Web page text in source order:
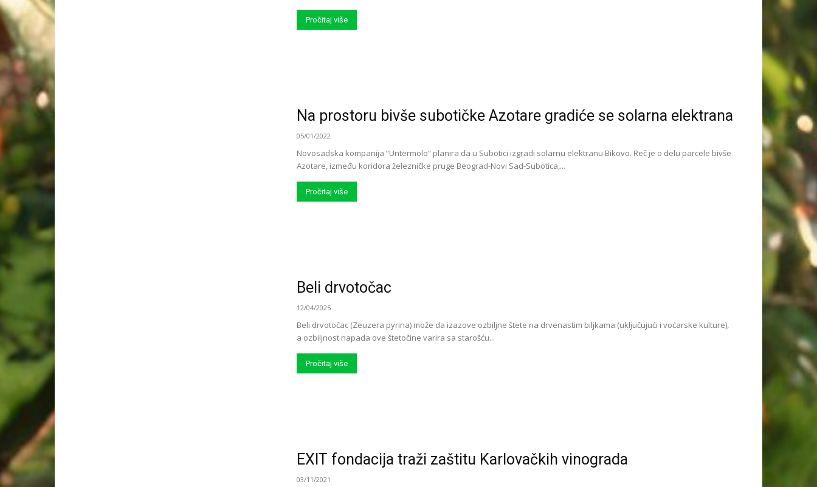
Pročitaj više
Na prostoru bivše subotičke Azotare gradiće se solarna elektrana
05/01/2022
Novosadska kompanija “Untermolo” planira da u Subotici izgradi solarnu elektranu Bikovo. Reč je o delu parcele bivše
Azotare, između koridora železničke pruge Beograd-Novi Sad-Subotica,...
Pročitaj više
Beli drvotočac
12/04/2025
Beli drvotočac (Zeuzera pyrina) može da izazove ozbiljne štete na drvenastim biljkama (uključujući i voćarske kulture),
a ozbiljnost napada ove štetočine varira sa starošću...
Pročitaj više
EXIT fondacija traži zaštitu Karlovačkih vinograda
03/11/2021